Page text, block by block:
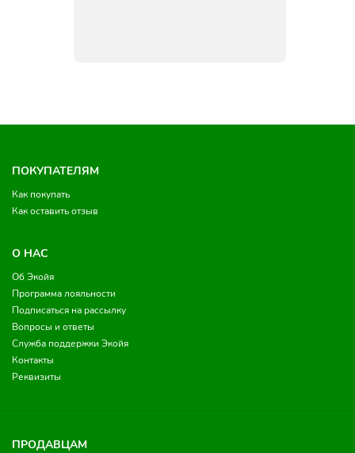
ПОКУПАТЕЛЯМ
Как покупать
Как оставить отзыв
О НАС
Об Экойя
Программа лояльности
Подписаться на рассылку
Вопросы и ответы
Служба поддержки Экойя
Контакты
Реквизиты
ПРОДАВЦАМ